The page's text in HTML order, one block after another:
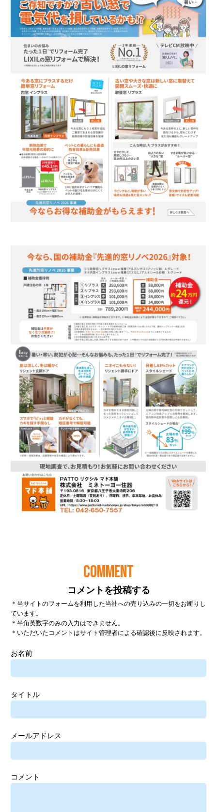
COMMENT
コメントを投稿する
＊当サイトのフォームを利用した当社への売り込みの一切をお断りし
ています。
＊半角英数字のみの入力はできません。
＊いただいたコメントはサイト管理者による確認後に反映されます。
お名前
タイトル
メールアドレス
コメント